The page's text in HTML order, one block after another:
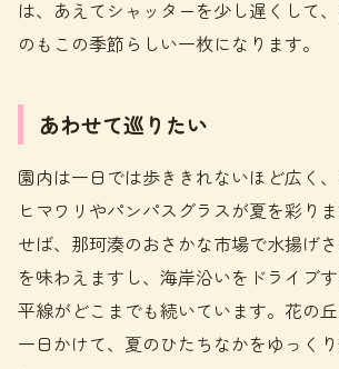
は、あえてシャッターを少し遅くして
のもこの季節らしい一枚になります。
あわせて巡りたい
園内は一日では歩ききれないほど広く
ヒマワリやパンパスグラスが夏を彩り
せば、那珂湊のおさかな市場で水揚げ
を味わえますし、海岸沿いをドライブ
平線がどこまでも続いています。花の丘
一日かけて、夏のひたちなかをゆっく